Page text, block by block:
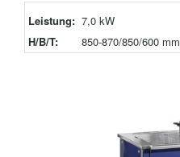
Leistung: 7,0 kW
H/B/T:
850-870/850/600 mm